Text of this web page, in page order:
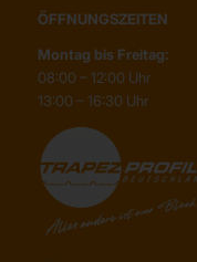
ÖFFNUNGSZEITEN
Montag bis Freitag:
08:00 – 12:00 Uhr
13:00 – 16:30 Uhr